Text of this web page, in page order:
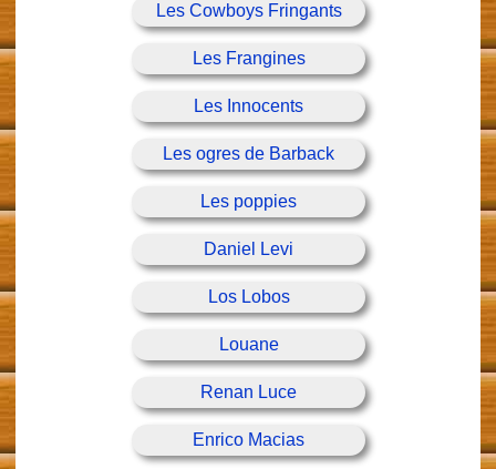
Les Cowboys Fringants
Les Frangines
Les Innocents
Les ogres de Barback
Les poppies
Daniel Levi
Los Lobos
Louane
Renan Luce
Enrico Macias